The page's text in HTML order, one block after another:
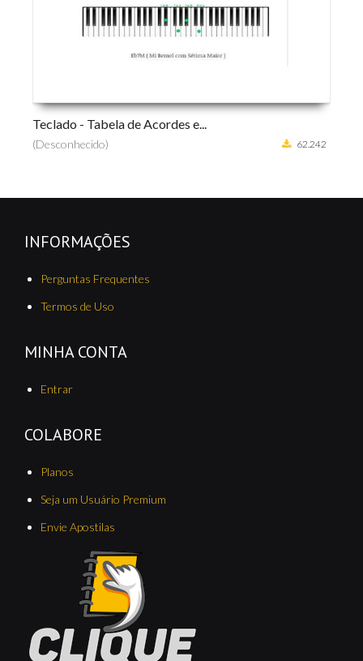
- Tabela de Acordes e...
INFORMAÇÕES
Perguntas Frequentes
Termos de Uso
MINHA CONTA
Entrar
COLABORE
Planos
Seja um Usuário Premium
Envie Apostilas